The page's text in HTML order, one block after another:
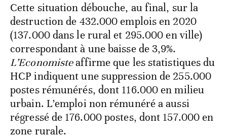
Cette situation débouche, au final, sur la
destruction de 432.000 emplois en 2020
(137.000 dans le rural et 295.000 en ville)
correspondant à une baisse de 3,9%.
L’Economisteaffirme que les statistiques du
HCP indiquent une suppression de 255.000
postes rémunérés, dont 116.000 en milieu
urbain. L’emploi non rémunéré a aussi
régressé de 176.000 postes, dont 157.000 en
zone rurale.